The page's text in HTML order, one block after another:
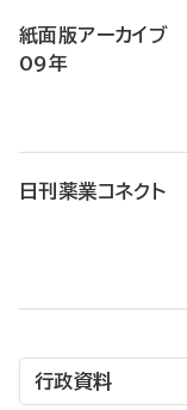
紙面版アーカ
09年
日刊薬業コネク
行政資料